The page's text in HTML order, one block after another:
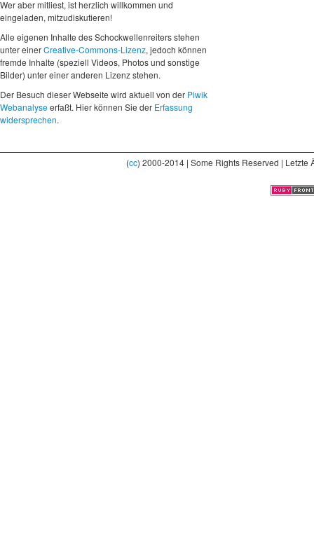
Wer aber mitliest, ist herzlich willkommen und
eingeladen, mitzudiskutieren!
Alle eigenen Inhalte des Schockwellenreiters stehen
unter einerCreative-Commons-Lizenz, jedoch können
fremde Inhalte (speziell Videos, Photos und sonstige
Bilder) unter einer anderen Lizenz stehen.
Der Besuch dieser Webseite wird aktuell von der Piwik
Webanalyseerfaßt. Hier können Sie der Erfassung
widersprechen.
(cc) 2000-2014 | Some Rights Reserved |